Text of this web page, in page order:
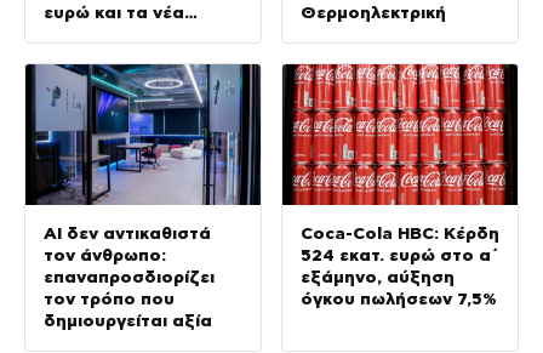
ευρώ και τα νέα
Θερμοηλεκτρική
AI δεν αντικαθιστά
τον άνθρωπο:
επαναπροσδιορίζει
τον τρόπο που
δημιουργείται αξία
Coca-Cola HBC: Κέρδη
524 εκατ. ευρώ στο α΄
εξάμηνο, αύξηση
όγκου πωλήσεων 7,5%